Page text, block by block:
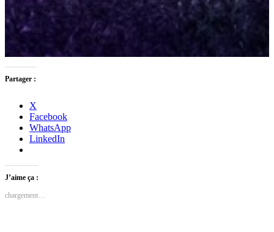
Partager :
X
Facebook
WhatsApp
LinkedIn
J’aime ça :
chargement…